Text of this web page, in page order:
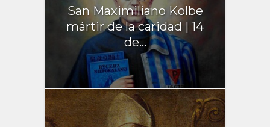
San Maximiliano Kolbe
mártir de la caridad | 14
de...